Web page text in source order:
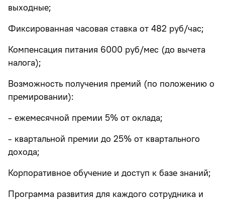
выходные;
Фиксированная часовая ставка от 482 руб/час;
Компенсация питания 6000 руб/мес (до вычета
налога);
Возможность получения премий (по положению о
премировании):
- ежемесячной премии 5% от оклада;
- квартальной премии до 25% от квартального
дохода;
Корпоративное обучение и доступ к базе знаний;
Программа развития для каждого сотрудника и